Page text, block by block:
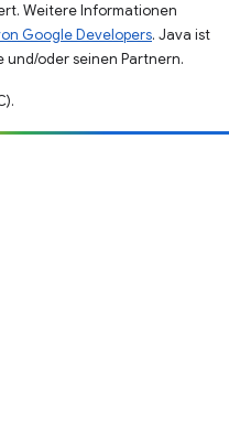
Weitere Informationen
Google Developers. Java ist
oder seinen Partnern.